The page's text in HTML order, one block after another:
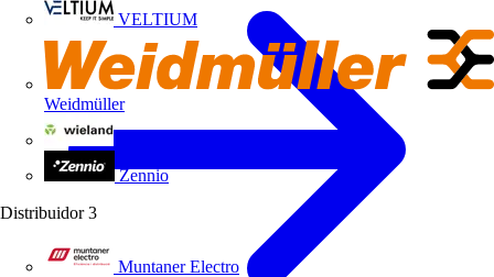
VELTIUM
Weidmüller
Zennio
Distribuidor 3
Muntaner Electro